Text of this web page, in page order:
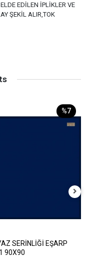
EDİLEN İPLİKLER VE
ŞEKİL ALIR,TOK
%7
SERİNLİĞİ EŞARP
90X90